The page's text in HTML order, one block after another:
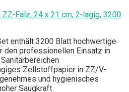
ZZ-Falz, 24 x 21 cm, 2-lagig, 3200
enthält 3200 Blatt hochwertige
den professionellen Einsatz in
Zellstoffpapier in ZZ/V-
und hygienisches
Saugkraft